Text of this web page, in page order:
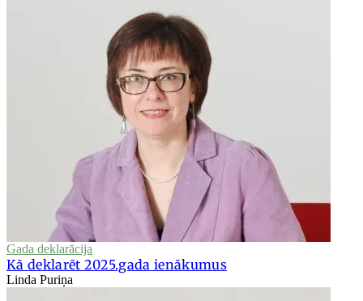
Gada deklarācija
Kā deklarēt 2025.gada ienākumus
Linda Puriņa